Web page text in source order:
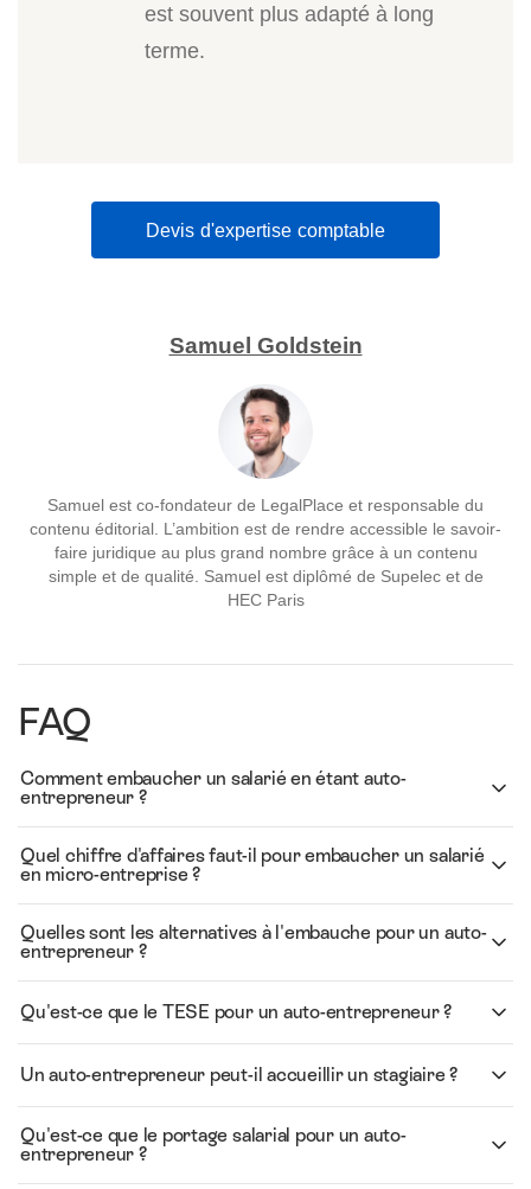
est souvent plus adapté à long
terme.
Devis d'expertise comptable
Samuel Goldstein
Samuel est co-fondateur de LegalPlace et responsable du
contenu éditorial. L’ambition est de rendre accessible le savoir-
faire juridique au plus grand nombre grâce à un contenu
simple et de qualité. Samuel est diplômé de Supelec et de
HEC Paris
FAQ
Comment embaucher un salarié en étant auto-
entrepreneur ?
Quel chiffre d'affaires faut-il pour embaucher un salarié
en micro-entreprise ?
Quelles sont les alternatives à l'embauche pour un auto-
entrepreneur ?
Qu'est-ce que le TESE pour un auto-entrepreneur ?
Un auto-entrepreneur peut-il accueillir un stagiaire ?
Qu'est-ce que le portage salarial pour un auto-
entrepreneur ?